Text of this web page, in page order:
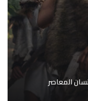
المعاصر